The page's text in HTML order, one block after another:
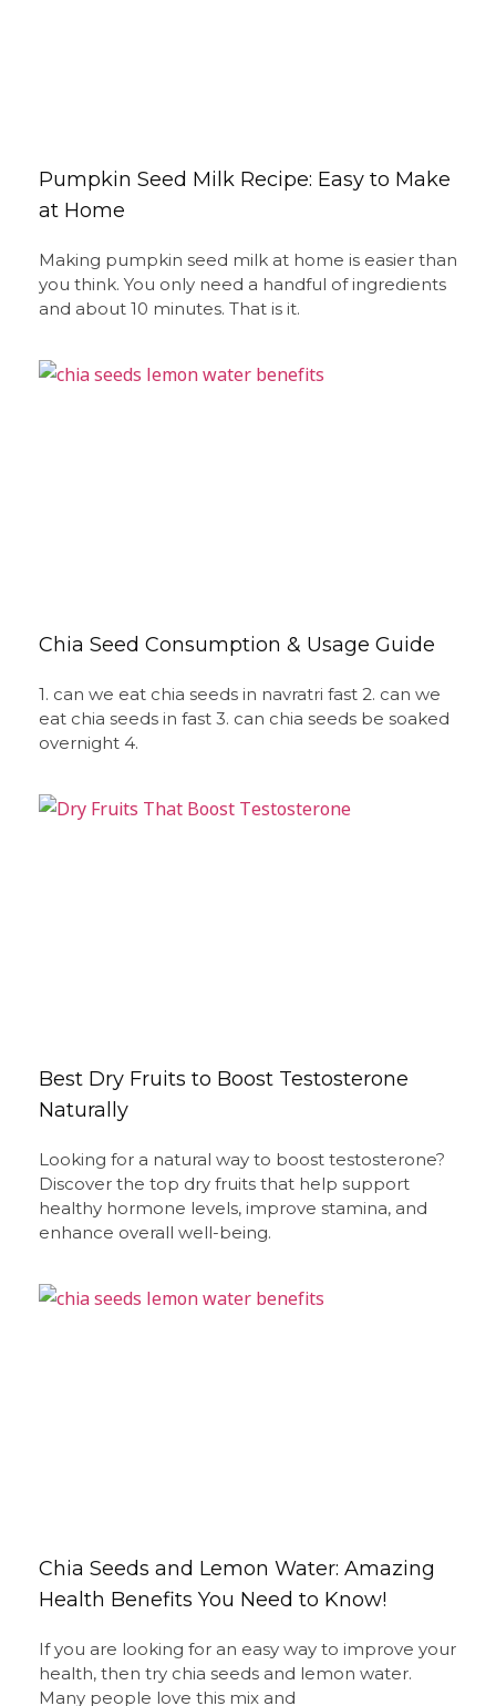
Pumpkin Seed Milk Recipe: Easy to Make
at Home
Making pumpkin seed milk at home is easier than
you think. You only need a handful of ingredients
and about 10 minutes. That is it.
Chia Seed Consumption & Usage Guide
1. can we eat chia seeds in navratri fast 2. can we
eat chia seeds in fast 3. can chia seeds be soaked
overnight 4.
Best Dry Fruits to Boost Testosterone
Naturally
Looking for a natural way to boost testosterone?
Discover the top dry fruits that help support
healthy hormone levels, improve stamina, and
enhance overall well-being.
Chia Seeds and Lemon Water: Amazing
Health Benefits You Need to Know!
If you are looking for an easy way to improve your
health, then try chia seeds and lemon water.
Many people love this mix and